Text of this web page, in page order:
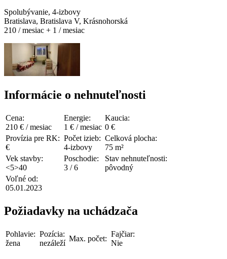
Spolubývanie, 4-izbovy
Bratislava, Bratislava V, Krásnohorská
210 / mesiac + 1 / mesiac
Informácie o nehnuteľnosti
Cena:
210 € / mesiac
Energie:
1 € / mesiac
Kaucia:
0 €
Provízia pre RK:
€
Počet izieb:
4-izbovy
Celková plocha:
75 m²
Vek stavby:
<5>40
Poschodie:
3 / 6
Stav nehnuteľnosti:
pôvodný
Voľné od:
05.01.2023
Požiadavky na uchádzača
Pohlavie:
žena
Pozícia:
nezáleží
Max. počet:
Fajčiar:
Nie